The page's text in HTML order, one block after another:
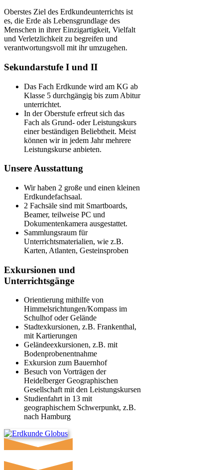
Oberstes Ziel des Erdkundeunterrichts ist
es, die Erde als Lebensgrundlage des
Menschen in ihrer Einzigartigkeit, Vielfalt
und Verletzlichkeit zu begreifen und
verantwortungsvoll mit ihr umzugehen.
Sekundarstufe I und II
Das Fach Erdkunde wird am KG ab
Klasse 5 durchgängig bis zum Abitur
unterrichtet.
In der Oberstufe erfreut sich das
Fach als Grund- oder Leistungskurs
einer beständigen Beliebtheit. Meist
können wir in jedem Jahr mehrere
Leistungskurse anbieten.
Unsere Ausstattung
Wir haben 2 große und einen kleinen
Erdkundefachsaal.
2 Fachsäle sind mit Smartboards,
Beamer, teilweise PC und
Dokumentenkamera ausgestattet.
Sammlungsraum für
Unterrichtsmaterialien, wie z.B.
Karten, Atlanten, Gesteinsproben
Exkursionen und
Unterrichtsgänge
Orientierung mithilfe von
Himmelsrichtungen/Kompass im
Schulhof oder Gelände
Stadtexkursionen, z.B. Frankenthal,
mit Kartierungen
Geländeexkursionen, z.B. mit
Bodenprobenentnahme
Exkursion zum Bauernhof
Besuch von Vorträgen der
Heidelberger Geographischen
Gesellschaft mit den Leistungskursen
Studienfahrt in 13 mit
geographischem Schwerpunkt, z.B.
nach Hamburg